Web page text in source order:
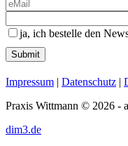
ja, ich bestelle den
Submit
Impressum | Datenschutz |
Praxis Wittmann © 2026 -
dim3.de